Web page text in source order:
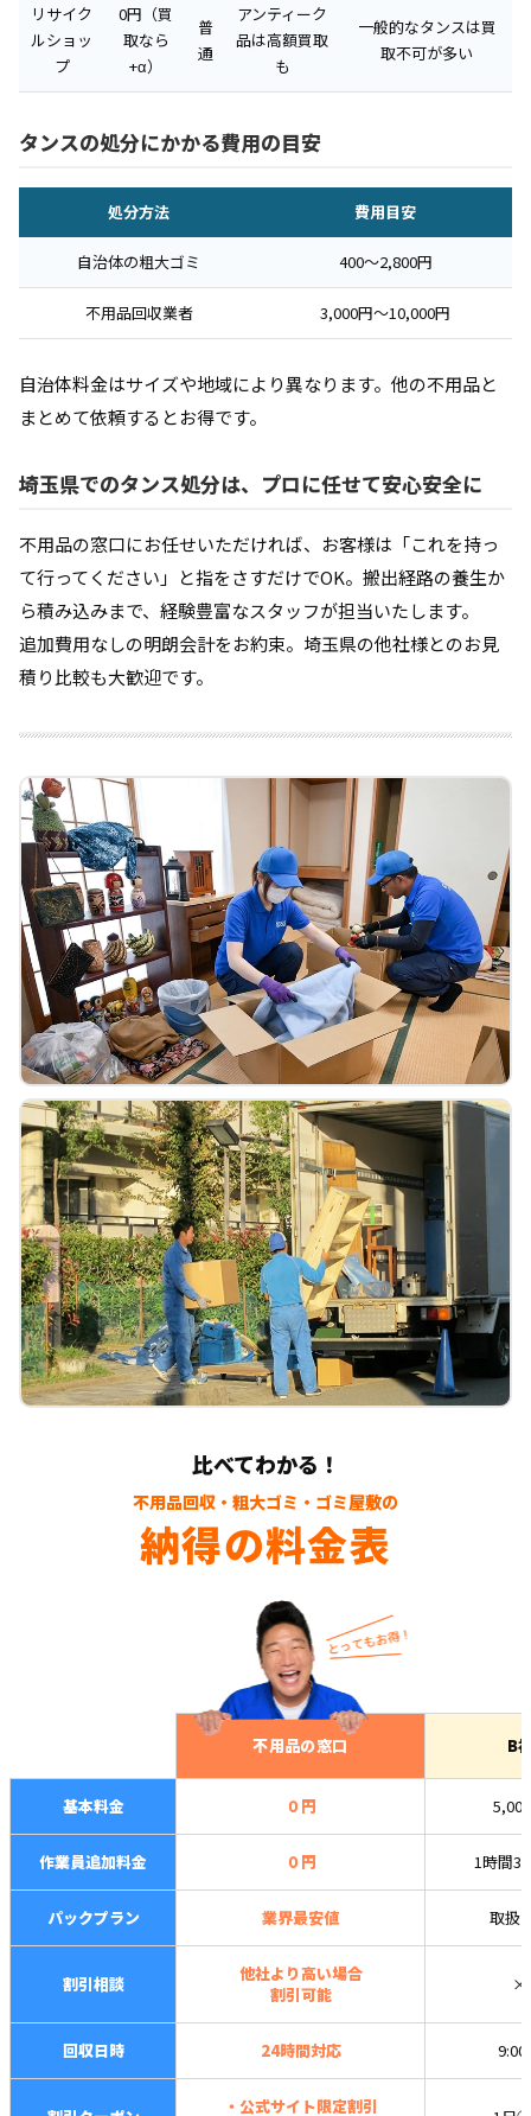
リサイク
ルショッ
プ
0円（買
取なら
+α）
普
通
アンティーク
品は高額買取
も
一般的なタンスは買
取不可が多い
タンスの処分にかかる費用の目安
処分方法 費用目安
自治体の粗大ゴミ 400〜2,800円
不用品回収業者 3,000円〜10,000円
自治体料金はサイズや地域により異なります。他の不用品と
まとめて依頼するとお得です。
埼玉県でのタンス処分は、プロに任せて安心安全に
不用品の窓口にお任せいただければ、お客様は「これを持っ
て行ってください」と指をさすだけでOK。搬出経路の養生か
ら積み込みまで、経験豊富なスタッフが担当いたします。
追加費用なしの明朗会計をお約束。埼玉県の他社様とのお見
積り比較も大歓迎です。
比べてわかる！
不用品回収・粗大ゴミ・ゴミ屋敷の
納得の料金表
不用品の窓口 B
基本料金 ０円
作業員追加料金 ０円 1時間
パックプラン 業界最安値 取扱
割引相談
他社より高い場合
割引可能
×
回収日時 24時間対応 9:00
・公式サイト限定割引